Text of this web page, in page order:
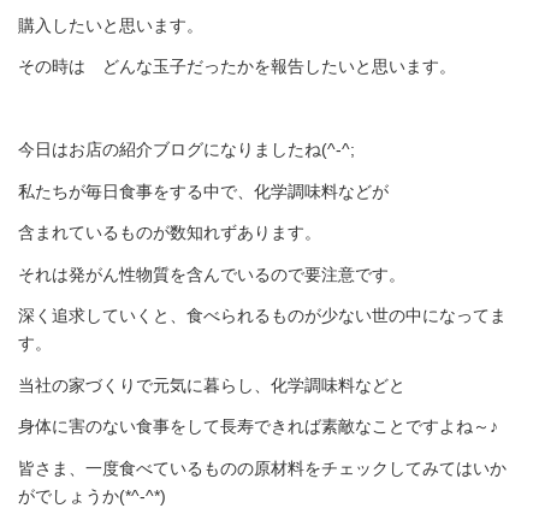
購入したいと思います。
その時は どんな玉子だったかを報告したいと思います。
今日はお店の紹介ブログになりましたね(^-^;
私たちが毎日食事をする中で、化学調味料などが
含まれているものが数知れずあります。
それは発がん性物質を含んでいるので要注意です。
深く追求していくと、食べられるものが少ない世の中になってま
す。
当社の家づくりで元気に暮らし、化学調味料などと
身体に害のない食事をして長寿できれば素敵なことですよね～♪
皆さま、一度食べているものの原材料をチェックしてみてはいか
がでしょうか(*^-^*)